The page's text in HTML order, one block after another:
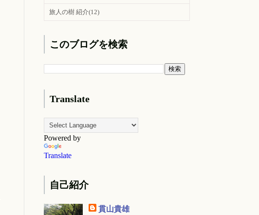
旅人の樹 紹介(12)
このブログを検索
Translate
Powered by
Translate
自己紹介
貫山貴雄